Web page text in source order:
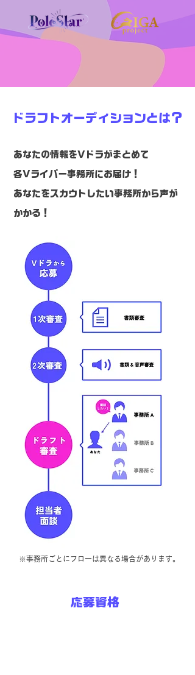
ドラフトオーディションとは？
あなたの情報をVドラがまとめて
各Vライバー事務所にお届け！
​あなたをスカウトしたい事務所から声が
かかる！
※事務所ごとにフローは異なる場合があります。
応募資格